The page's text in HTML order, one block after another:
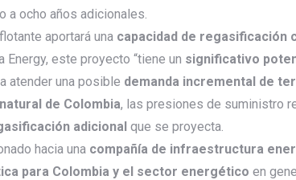
a ocho años adicionales.
aportará una capacidad de regasificación
Energy, este proyecto “tiene un significativo
atender una posible demanda incremental de
de Colombia, las presiones de suministro
adicional que se proyecta.
hacia una compañía de infraestructura
para Colombia y el sector energético en